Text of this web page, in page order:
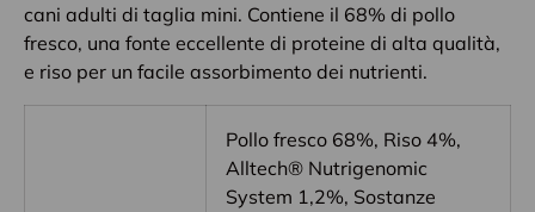
cani adulti di taglia mini. Contiene il 68% di pollo
fresco, una fonte eccellente di proteine di alta qualità,
e riso per un facile assorbimento dei nutrienti.
Pollo fresco 68%, Riso 4%,
Alltech® Nutrigenomic
System 1,2%, Sostanze